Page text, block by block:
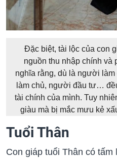
Đặc biệt, tài lộc của con
nguồn thu nhập chính và
nghĩa rằng, dù là người
làm chủ, người đầu tư…
tài chính của mình. Tuy
giàu mà bị mắc mưu kẻ
Tuổi Thân
Con giáp tuổi Thân có tấm